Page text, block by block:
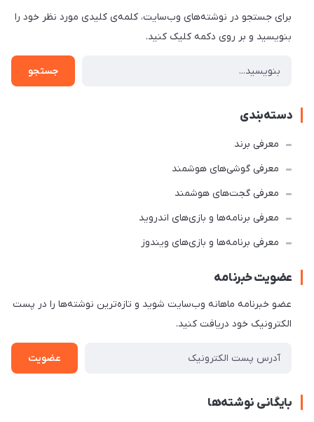
برای جستجو در نوشته‌های وب‌سایت، کلمه‌ی کلیدی مورد نظر خود را
بنویسید و بر روی دکمه کلیک کنید.
جستجو
دسته‌بندی
معرفی برند
معرفی گوشی‌های هوشمند
معرفی گجت‌های هوشمند
معرفی برنامه‌ها و بازی‌های اندروید
معرفی برنامه‌ها و بازی‌های ویندوز
عضویت خبرنامه
عضو خبرنامه ماهانه وب‌سایت شوید و تازه‌ترین نوشته‌ها را در پست
الکترونیک خود دریافت کنید.
عضویت
بایگانی نوشته‌ها